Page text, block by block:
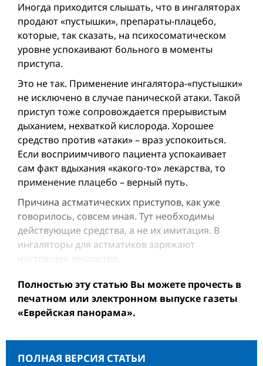
Иногда приходится слышать, что в ингаляторах
продают «пустышки», препараты-плацебо,
которые, так сказать, на психосоматическом
уровне успокаивают больного в моменты
приступа.
Это не так. Применение ингалятора-«пустышки»
не исключено в случае панической атаки. Такой
приступ тоже сопровождается прерывистым
дыханием, нехваткой кислорода. Хорошее
средство против «атаки» – враз успокоиться.
Если восприимчивого пациента успокаивает
сам факт вдыхания «какого-то» лекарства, то
применение плацебо – верный путь.
Причина астматических приступов, как уже
говорилось, совсем иная. Тут необходимы
действующие средства, а не их имитация. В
ингаляторы для астматиков заряжают
Полностью эту статью Вы можете прочесть в
печатном или электронном выпуске газеты
«Еврейская панорама».
ПОЛНАЯ ВЕРСИЯ СТАТЬИ